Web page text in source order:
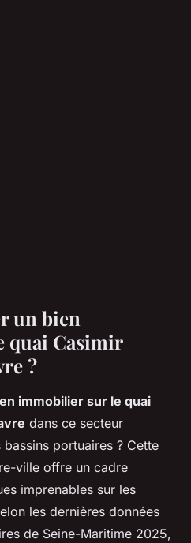
acheter
au
10 min de lecture
un bien
quai Casimir
?
immobilier sur le quai
dans ce secteur
portuaires ? Cette
ville offre un cadre
imprenables sur les
les dernières données
de Seine-Maritime 2025,